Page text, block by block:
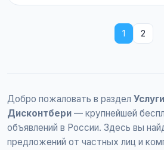
1 2
Добро пожаловать в раздел
Дисконтбери — крупнейшей
объявлений в России. Здесь вы
предложений от частных лиц и